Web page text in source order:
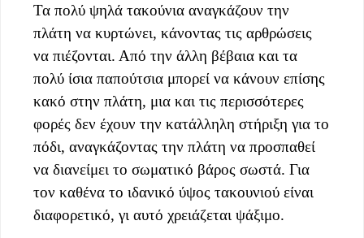
Τα πολύ ψηλά τακούνια αναγκάζουν την
πλάτη να κυρτώνει, κάνοντας τις αρθρώσεις
να πιέζονται. Από την άλλη βέβαια και τα
πολύ ίσια παπούτσια μπορεί να κάνουν επίσης
κακό στην πλάτη, μια και τις περισσότερες
φορές δεν έχουν την κατάλληλη στήριξη για το
πόδι, αναγκάζοντας την πλάτη να προσπαθεί
να διανείμει το σωματικό βάρος σωστά. Για
τον καθένα το ιδανικό ύψος τακουνιού είναι
διαφορετικό, γι αυτό χρειάζεται ψάξιμο.